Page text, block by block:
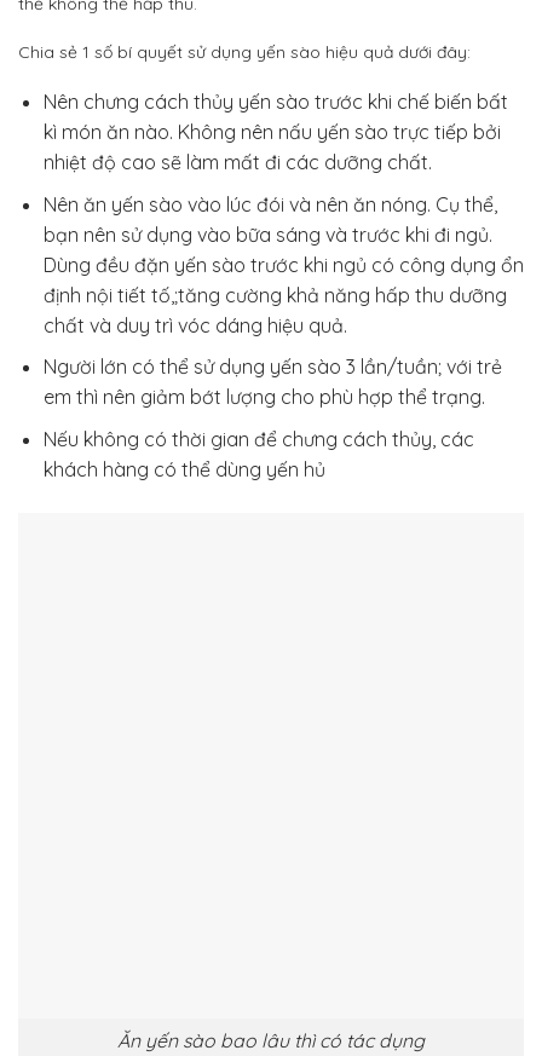
Chia sẻ 1 số bí quyết sử dụng yến sào hiệu quả dưới đây:
Nên chưng cách thủy yến sào trước khi chế biến bất
kì món ăn nào. Không nên nấu yến sào trực tiếp bởi
nhiệt độ cao sẽ làm mất đi các dưỡng chất.
Nên ăn yến sào vào lúc đói và nên ăn nóng. Cụ thể,
bạn nên sử dụng vào bữa sáng và trước khi đi ngủ.
Dùng đều đặn yến sào trước khi ngủ có công dụng ổn
định nội tiết tố,;tăng cường khả năng hấp thu dưỡng
chất và duy trì vóc dáng hiệu quả.
Người lớn có thể sử dụng yến sào 3 lần/tuần; với trẻ
em thì nên giảm bớt lượng cho phù hợp thể trạng.
Nếu không có thời gian để chưng cách thủy, các
khách hàng có thể dùng yến hủ
Ăn yến sào bao lâu thì có tác dụng